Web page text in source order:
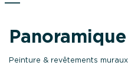
Peinture & revêtements muraux